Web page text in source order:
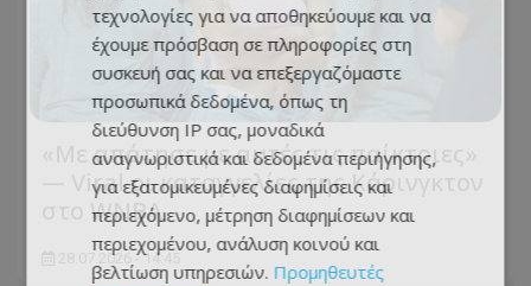
«Με απάτησε με αυτές τις παίκτριες»
— Viral οι καταγγελίες της Κάρινγκτον
στο WNBA
28.07.2026 - 14:45
τεχνολογίες για να αποθηκεύουμε και να
έχουμε πρόσβαση σε πληροφορίες στη
συσκευή σας και να επεξεργαζόμαστε
προσωπικά δεδομένα, όπως τη
διεύθυνση IP σας, μοναδικά
αναγνωριστικά και δεδομένα περιήγησης,
για εξατομικευμένες διαφημίσεις και
περιεχόμενο, μέτρηση διαφημίσεων και
περιεχομένου, ανάλυση κοινού και
βελτίωση υπηρεσιών. Προμηθευτές